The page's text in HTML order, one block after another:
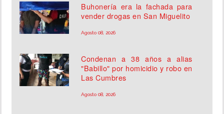
Buhonería era la fachada para
vender drogas en San Miguelito
Agosto 08, 2026
Condenan a 38 años a alias
"Babillo" por homicidio y robo en
Las Cumbres
Agosto 08, 2026